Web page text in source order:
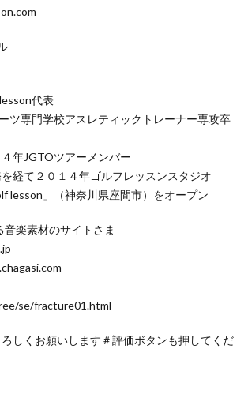
代表
ツ専門学校アスレティックトレーナー専攻卒
年JGTOツアーメンバー
経て２０１４年ゴルフレッスンスタジオ
lesson」（神奈川県座間市）をオープン
楽素材のサイトさま
se/fracture01.html
しくお願いします＃評価ボタンも押してくだ